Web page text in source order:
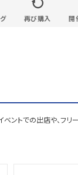
再び購入 開
ントでの出店や、フ